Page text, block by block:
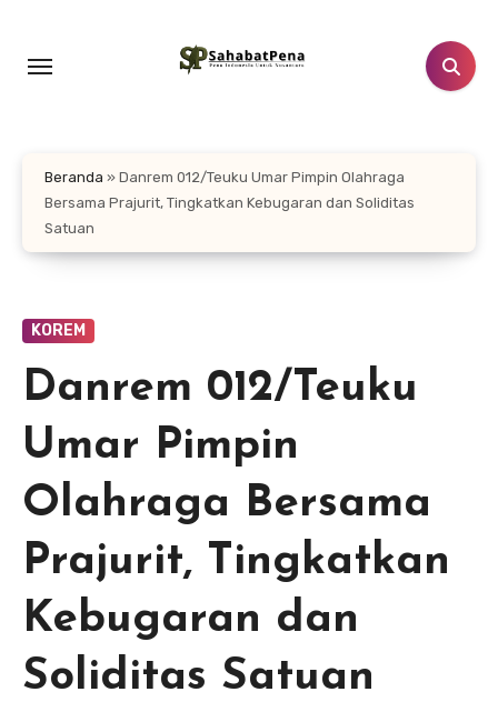
konten
Beranda » Danrem 012/Teuku Umar Pimpin Olahraga
Bersama Prajurit, Tingkatkan Kebugaran dan Soliditas
Satuan
KOREM
Danrem 012/Teuku
Umar Pimpin
Olahraga Bersama
Prajurit, Tingkatkan
Kebugaran dan
Soliditas Satuan